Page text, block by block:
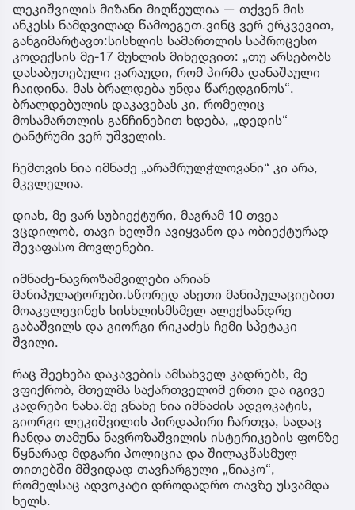
ლეკიშვილის მიზანი მიღწეულია — თქვენ მის
ანკესს ნამდვილად წამოეგეთ.ვინც ვერ ერკვევით,
განგიმარტავთ:სისხლის სამართლის საპროცესო
კოდექსის მე-17 მუხლის მიხედვით: „თუ არსებობს
დასაბუთებული ვარაუდი, რომ პირმა დანაშაული
ჩაიდინა, მას ბრალდება უნდა წარედგინოს“,
ბრალდებულის დაკავებას კი, რომელიც
მოსამართლის განჩინებით ხდება, „დედის“
ტანტრუმი ვერ უშველის.
ჩემთვის ნია იმნაძე „არაშრულჭლოვანი“ კი არა,
მკვლელია.
დიახ, მე ვარ სუბიექტური, მაგრამ 10 თვეა
ვცდილობ, თავი ხელში ავიყვანო და ობიექტურად
შევაფასო მოვლენები.
იმნაძე-ნავროზაშვილები არიან
მანიპულატორები.სწორედ ასეთი მანიპულაციებით
მოაკვლევინეს სისხლისმსმელ ალექსანდრე
გაბაშვილს და გიორგი რიკაძეს ჩემი სპეტაკი
შვილი.
რაც შეეხება დაკავების ამსახველ კადრებს, მე
ვფიქრობ, მთელმა საქართველომ ერთი და იგივე
კადრები ნახა.მე ვნახე ნია იმნაძის ადვოკატის,
გიორგი ლეკიშვილის პირდაპირი ჩართვა, სადაც
ჩანდა თამუნა ნავროზაშვილის ისტერიკების ფონზე
წყნარად მდგარი პოლიცია და შილაკწასმულ
თითებში მშვიდად თავჩარგული „ნიაკო“,
რომელსაც ადვოკატი დროდადრო თავზე უსვამდა
ხელს.